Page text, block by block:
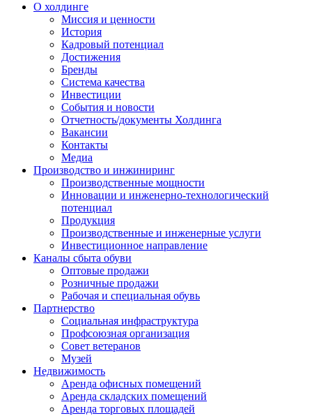
О холдинге
Миссия и ценности
История
Кадровый потенциал
Достижения
Бренды
Система качества
Инвестиции
События и новости
Отчетность/документы Холдинга
Вакансии
Контакты
Медиа
Производство и инжиниринг
Производственные мощности
Инновации и инженерно-технологический
потенциал
Продукция
Производственные и инженерные услуги
Инвестиционное направление
Каналы сбыта обуви
Оптовые продажи
Розничные продажи
Рабочая и специальная обувь
Партнерство
Социальная инфраструктура
Профсоюзная организация
Совет ветеранов
Музей
Недвижимость
Аренда офисных помещений
Аренда складских помещений
Аренда торговых площадей